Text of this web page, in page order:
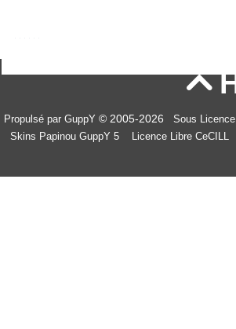

Propulsé par GuppY © 2005-2026
Sous
Skins Papinou GuppY 5
Licence Libre CeCILL